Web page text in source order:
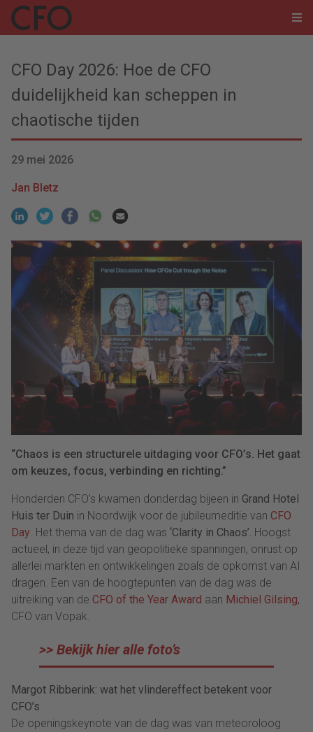
CFO Day 2026: Hoe de CFO
duidelijkheid kan scheppen in
chaotische tijden
29 mei 2026
Jan Bletz
“Chaos is een structurele uitdaging voor CFO’s. Het gaat
om keuzes, focus, verbinding en richting.”
Honderden CFO’s kwamen donderdag bijeen in Grand Hotel
Huis ter Duin in Noordwijk voor de jubileumeditie van CFO
Day. Het thema van de dag was ‘Clarity in Chaos’. Hoogst
actueel, in deze tijd van geopolitieke spanningen, onrust op
allerlei markten en ontwikkelingen zoals de opkomst van AI
dragen. Een van de hoogtepunten van de dag was de
uitreiking van de CFO of the Year Award aan Michiel Gilsing,
CFO van Vopak.
>> Bekijk hier alle foto’s
Margot Ribberink: wat het vlindereffect betekent voor
CFO’s
De openingskeynote van de dag was van meteoroloog